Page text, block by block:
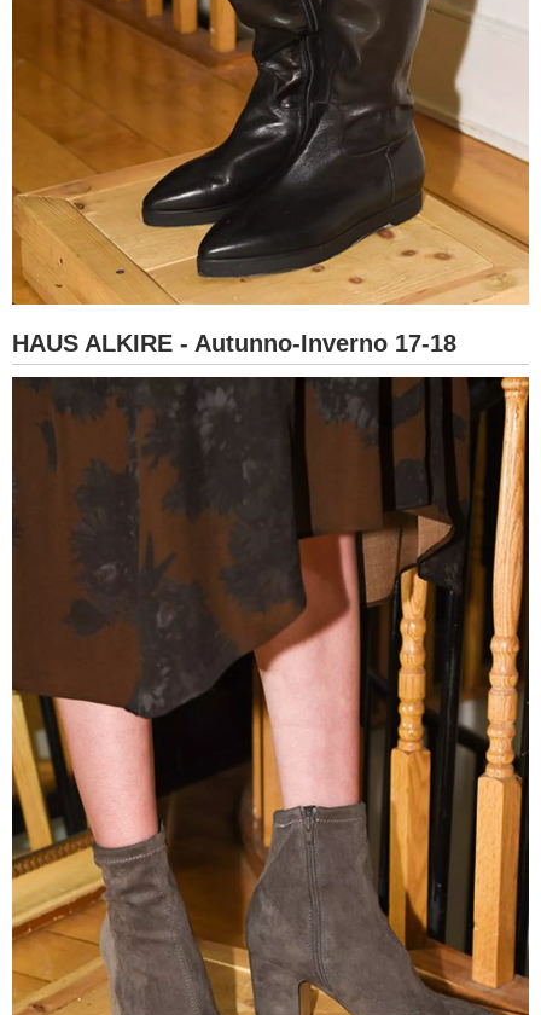
HAUS ALKIRE - Autunno-Inverno 17-18